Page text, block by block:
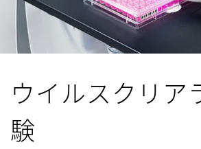
ウイルスクリア
験